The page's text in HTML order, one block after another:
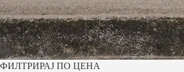
ФИЛТРИРАЈ ПО ЦЕНА